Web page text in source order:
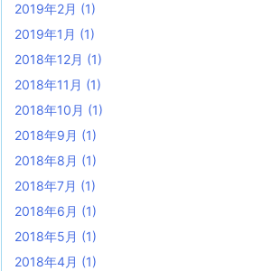
2019年2月 (1)
2019年1月 (1)
2018年12月 (1)
2018年11月 (1)
2018年10月 (1)
2018年9月 (1)
2018年8月 (1)
2018年7月 (1)
2018年6月 (1)
2018年5月 (1)
2018年4月 (1)